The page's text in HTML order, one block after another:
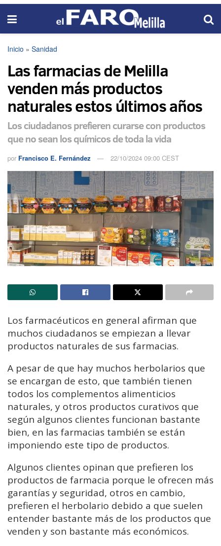
Inicio » Sanidad
Las farmacias de Melilla
venden más productos
naturales estos últimos años
Los ciudadanos prefieren curarse con productos
que no sean los químicos de toda la vida
por Francisco E. Fernández 22/10/2024 09:00 CEST
Los farmacéuticos en general afirman que
muchos ciudadanos se empiezan a llevar
productos naturales de sus farmacias.
A pesar de que hay muchos herbolarios que
se encargan de esto, que también tienen
todos los complementos alimenticios
naturales, y otros productos curativos que
según algunos clientes funcionan bastante
bien, en las farmacias también se están
imponiendo este tipo de productos.
Algunos clientes opinan que prefieren los
productos de farmacia porque le ofrecen más
garantías y seguridad, otros en cambio,
prefieren el herbolario debido a que suelen
entender bastante más de los productos que
venden y son bastante más económicos.